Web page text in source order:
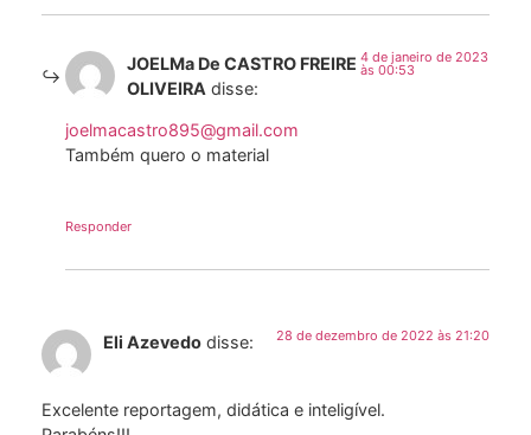
JOELMa De CASTRO FREIRE
OLIVEIRA disse:
4 de janeiro de 2023
às 00:53
joelmacastro895@gmail.com
Também quero o material
Responder
Eli Azevedo disse: 28 de dezembro de 2022 às 21:20
Excelente reportagem, didática e inteligível.